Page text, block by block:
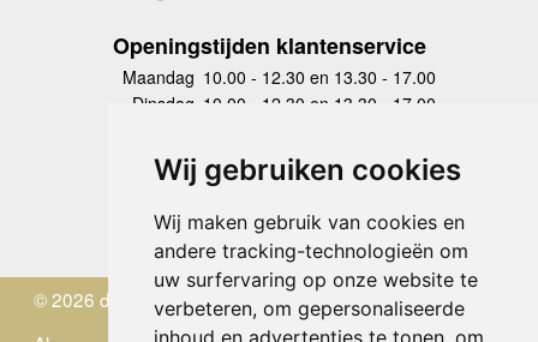
Wij gebruiken cookies
Wij maken gebruik van cookies en
andere tracking-technologieën om
uw surfervaring op onze website te
verbeteren, om gepersonaliseerde
inhoud en advertenties te tonen, om
Openingstijden klantenservice
Maandag 10.00 - 12.30 en 13.30 - 17.00
Dinsdag 10.00 - 12.30 en 13.30 - 17.00
Donderdag
10.00 - 12.30 en 13.30 - 17.00
Vrijdag 10.00 - 12.30 en 13.30 - 17.00
Zaterdag
gesloten
Zondag gesloten
© 2026 de Zwerver